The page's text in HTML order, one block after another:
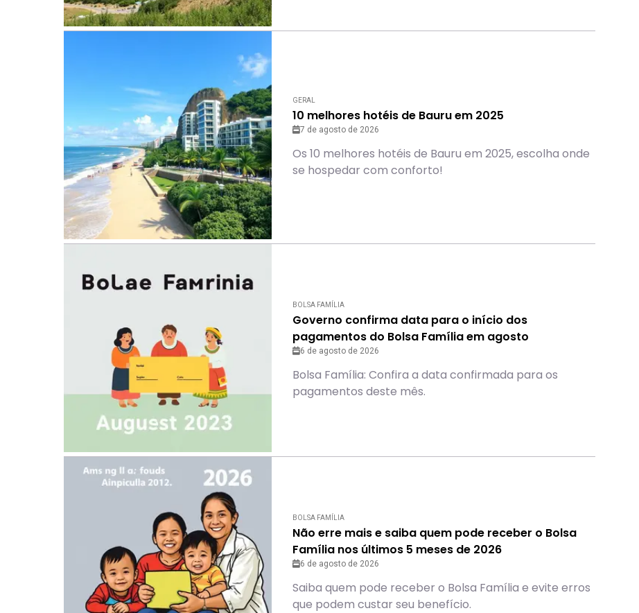
GERAL
10 melhores hotéis de Bauru em 2025
7 de agosto de 2026
Os 10 melhores hotéis de Bauru em 2025, escolha onde
se hospedar com conforto!
BOLSA FAMÍLIA
Governo confirma data para o início dos
pagamentos do Bolsa Família em agosto
6 de agosto de 2026
Bolsa Família: Confira a data confirmada para os
pagamentos deste mês.
BOLSA FAMÍLIA
Não erre mais e saiba quem pode receber o Bolsa
Família nos últimos 5 meses de 2026
6 de agosto de 2026
Saiba quem pode receber o Bolsa Família e evite erros
que podem custar seu benefício.